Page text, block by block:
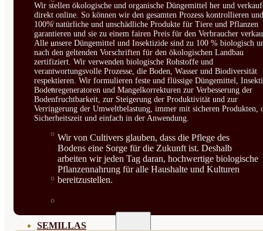
MADURACIÓN Y ENGORDE
REGENERADORES DEL
SUELO
ÁCIDOS HÚMICOS
MATERIAS PRIMAS
PROTECCIÓN CULTIVOS Y
PLANTAS
PLANTAS INTERIOR
SEMILLAS
Wir stellen ökologische und organische Düngemittel her und
direkt online. So können wir den gesamten Prozess kontrollieren und
100% natürliche und unschädliche Produkte für Tiere und Pflanzen
garantieren und sie zu einem fairen Preis für den Verbraucher
Alle unsere Düngemittel und Insektizide sind zu 100 % biologisch
nach den geltenden Vorschriften für den ökologischen Landbau
zertifiziert. Wir verwenden biologische Rohstoffe und
verantwortungsvolle Prozesse, die Boden, Wasser und Biodiversität
respektieren. Wir formulieren feste und flüssige Düngemittel,
Bodenregeneratoren und Mangelkorrekturen zur Verbesserung der
Bodenfruchtbarkeit, zur Steigerung der Produktivität und zur
Verringerung der Umweltbelastung, immer mit sicheren Produkten,
Sicherheitszeit und einfach in der Anwendung.
Wir von Cultivers glauben, dass die Pflege des
Bodens eine Sorge für die Zukunft ist. Deshalb
arbeiten wir jeden Tag daran, hochwertige biologische
Pflanzennahrung für alle Haushalte und Kulturen
bereitzustellen.